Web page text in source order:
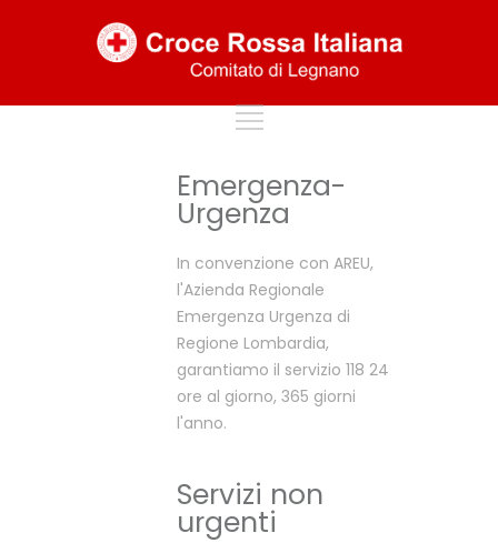
Le attività di
CRI Legnano
Emergenza-
Urgenza
In convenzione con AREU,
l'Azienda Regionale
Emergenza Urgenza di
Regione Lombardia,
garantiamo il servizio 118 24
ore al giorno, 365 giorni
l'anno.
Servizi non
urgenti